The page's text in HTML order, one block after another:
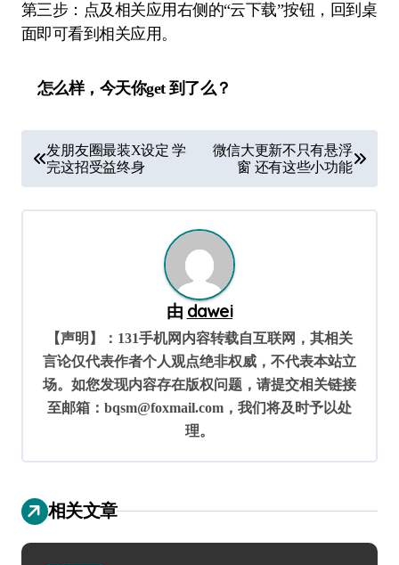
第三步：点及相关应用右侧的“云下载”按钮，回到桌
面即可看到相关应用。
怎么样，今天你get 到了么？
章
导
发朋友圈最装X设定 学
完这招受益终身
微信大更新不只有悬浮
窗 还有这些小功能
由 dawei
【声明】：131手机网内容转载自互联网，其相关
言论仅代表作者个人观点绝非权威，不代表本站立
场。如您发现内容存在版权问题，请提交相关链接
至邮箱：bqsm@foxmail.com，我们将及时予以处
理。
相关文章